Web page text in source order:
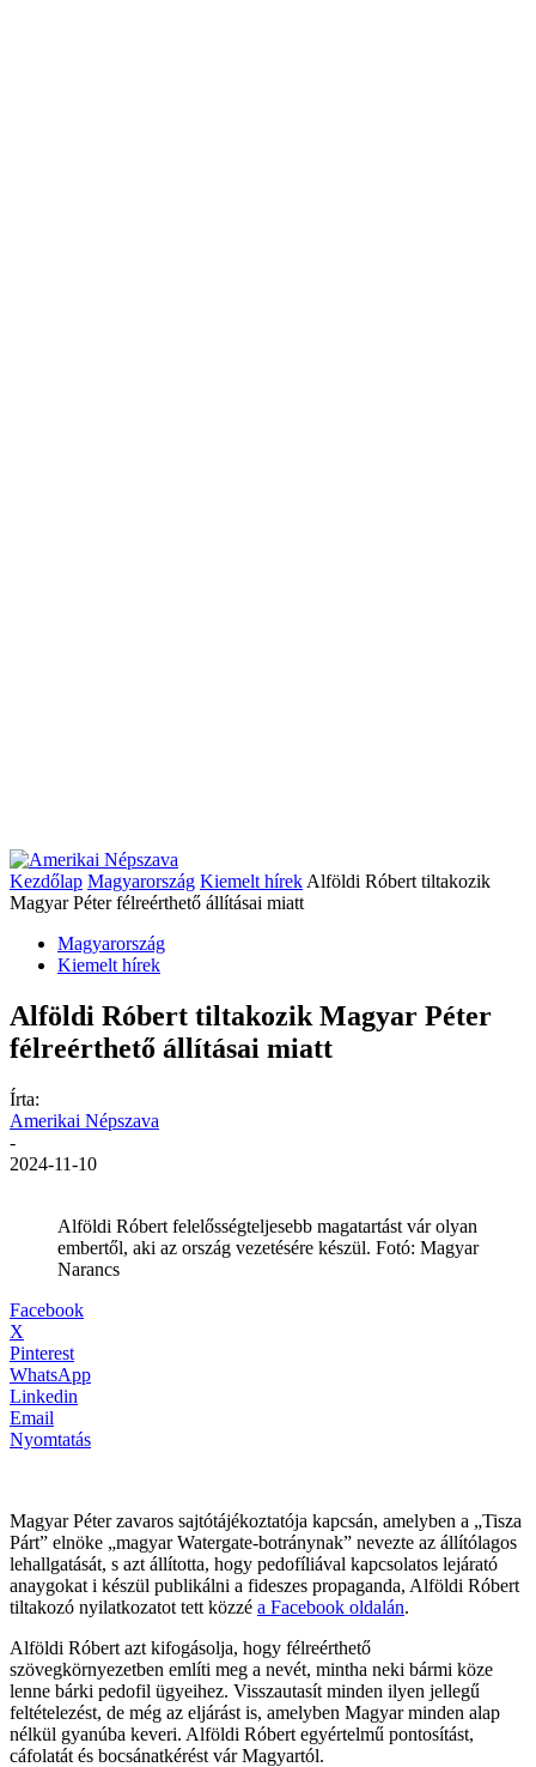
Kezdőlap Magyarország Kiemelt hírek Alföldi Róbert tiltakozik
Magyar Péter félreérthető állításai miatt
Magyarország
Kiemelt hírek
Alföldi Róbert tiltakozik Magyar Péter
félreérthető állításai miatt
Írta:
Amerikai Népszava
-
2024-11-10
Alföldi Róbert felelősségteljesebb magatartást vár olyan
embertől, aki az ország vezetésére készül. Fotó: Magyar
Narancs
Facebook
X
Pinterest
WhatsApp
Linkedin
Email
Nyomtatás
Magyar Péter zavaros sajtótájékoztatója kapcsán, amelyben a „Tisza
Párt” elnöke „magyar Watergate-botránynak” nevezte az állítólagos
lehallgatását, s azt állította, hogy pedofíliával kapcsolatos lejárató
anaygokat i készül publikálni a fideszes propaganda, Alföldi Róbert
tiltakozó nyilatkozatot tett közzé a Facebook oldalán.
Alföldi Róbert azt kifogásolja, hogy félreérthető
szövegkörnyezetben említi meg a nevét, mintha neki bármi köze
lenne bárki pedofil ügyeihez. Visszautasít minden ilyen jellegű
feltételezést, de még az eljárást is, amelyben Magyar minden alap
nélkül gyanúba keveri. Alföldi Róbert egyértelmű pontosítást,
cáfolatát és bocsánatkérést vár Magyartól.